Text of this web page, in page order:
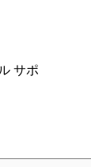
サポ